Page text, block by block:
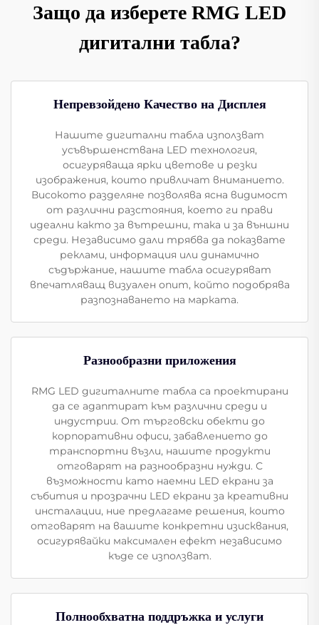
Защо да изберете RMG LED
дигитални табла?
Непревзойдено Качество на Дисплея
Нашите дигитални табла използват
усъвършенствана LED технология,
осигуряваща ярки цветове и резки
изображения, които привличат вниманието.
Високото разделяне позволява ясна видимост
от различни разстояния, което ги прави
идеални както за вътрешни, така и за външни
среди. Независимо дали трябва да показвате
реклами, информация или динамично
съдържание, нашите табла осигуряват
впечатляващ визуален опит, който подобрява
разпознаването на марката.
Разнообразни приложения
RMG LED дигиталните табла са проектирани
да се адаптират към различни среди и
индустрии. От търговски обекти до
корпоративни офиси, забавлението до
транспортни възли, нашите продукти
отговарят на разнообразни нужди. С
възможности като наемни LED екрани за
събития и прозрачни LED екрани за креативни
инсталации, ние предлагаме решения, които
отговарят на вашите конкретни изисквания,
осигурявайки максимален ефект независимо
къде се използват.
Полнообхватна поддръжка и услуги